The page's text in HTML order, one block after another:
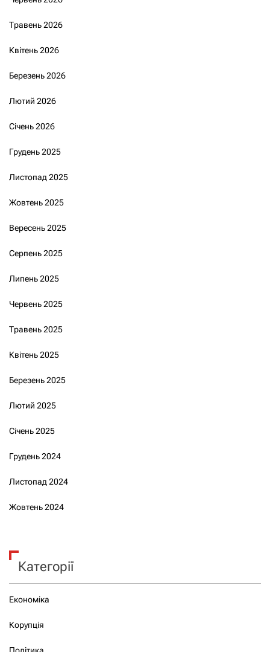
Травень 2026
Квітень 2026
Березень 2026
Лютий 2026
Січень 2026
Грудень 2025
Листопад 2025
Жовтень 2025
Вересень 2025
Серпень 2025
Липень 2025
Червень 2025
Травень 2025
Квітень 2025
Березень 2025
Лютий 2025
Січень 2025
Грудень 2024
Листопад 2024
Жовтень 2024
Категорії
Економіка
Корупція